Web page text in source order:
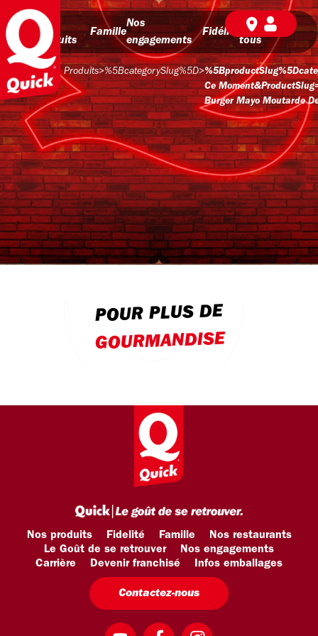
Nos
produits
Famille
Nos
engagements
Fidélité
BD pour
tous
Produits>%5BcategorySlug%5D>
Ce
Burger Mayo Moutarde
POUR PLUS DE
GOURMANDISE
Nos produits Fidelité Famille
Nos restaurants
Le Goût de se retrouver
Nos engagements
Carrière
Devenir franchisé Infos emballages
Contactez-nous